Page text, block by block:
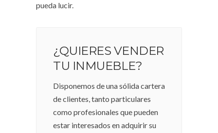
pueda lucir.
¿QUIERES VENDER
TU INMUEBLE?
Disponemos de una sólida cartera
de clientes, tanto particulares
como profesionales que pueden
estar interesados en adquirir su